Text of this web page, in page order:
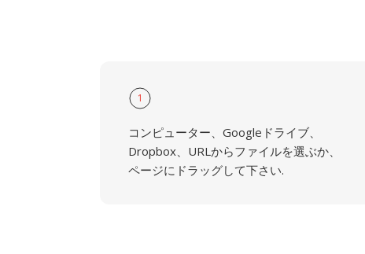
1
コンピューター、Googleドライブ、
Dropbox、URLからファイルを選ぶか、
ページにドラッグして下さい.